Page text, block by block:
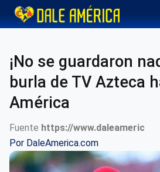
¡No se guardaron
burla de TV Azteca
América
Fuente https://www.daleameric
Por DaleAmerica.com